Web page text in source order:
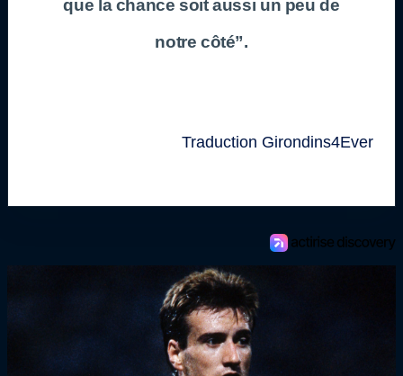
que la chance soit aussi un peu de
notre côté”.
Traduction Girondins4Ever